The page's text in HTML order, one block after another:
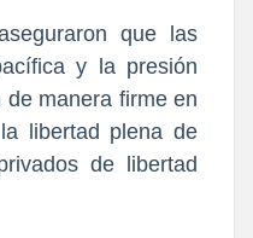
que las
y la presión
de manera firme en
libertad plena de
de libertad